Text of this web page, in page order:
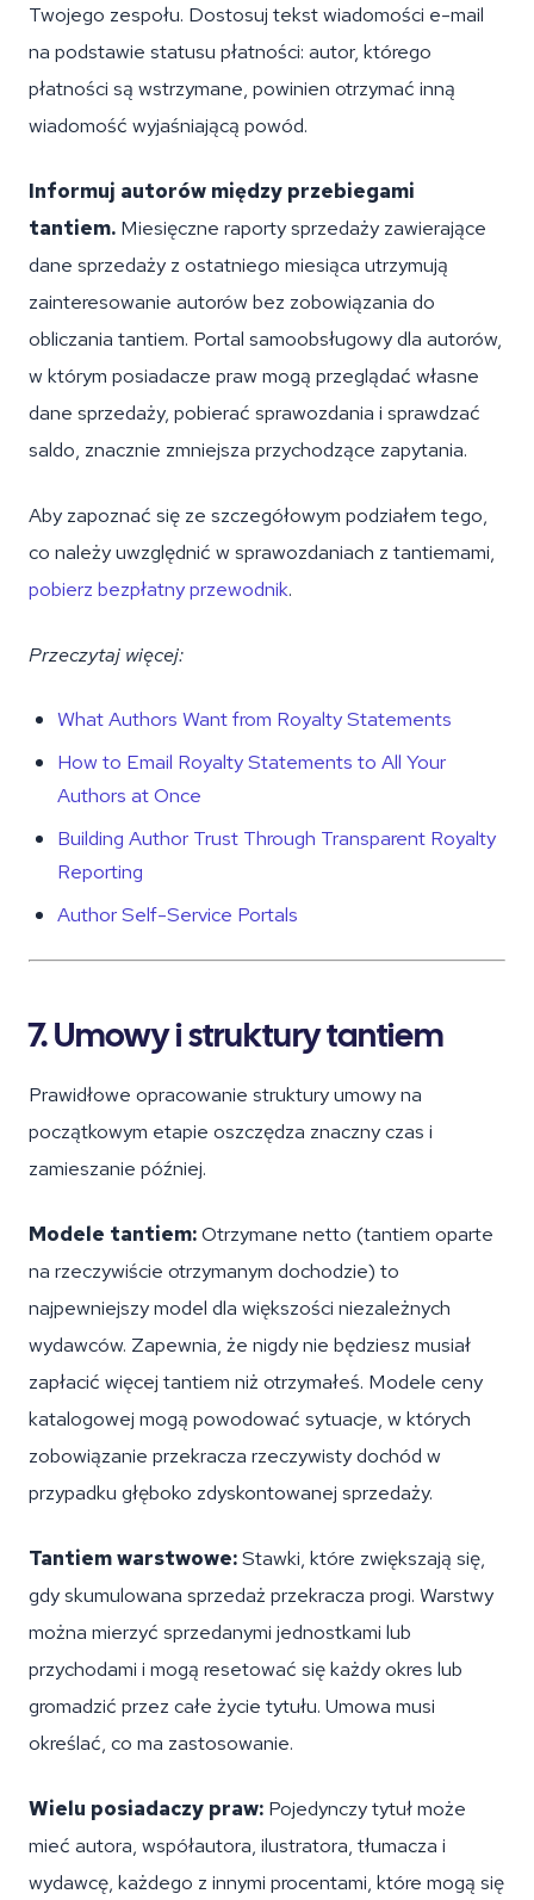
Twojego zespołu. Dostosuj tekst wiadomości e-mail
na podstawie statusu płatności: autor, którego
płatności są wstrzymane, powinien otrzymać inną
wiadomość wyjaśniającą powód.
Informuj autorów między przebiegami
tantiem. Miesięczne raporty sprzedaży zawierające
dane sprzedaży z ostatniego miesiąca utrzymują
zainteresowanie autorów bez zobowiązania do
obliczania tantiem. Portal samoobsługowy dla autorów,
w którym posiadacze praw mogą przeglądać własne
dane sprzedaży, pobierać sprawozdania i sprawdzać
saldo, znacznie zmniejsza przychodzące zapytania.
Aby zapoznać się ze szczegółowym podziałem tego,
co należy uwzględnić w sprawozdaniach z tantiemami,
pobierz bezpłatny przewodnik.
Przeczytaj więcej:
What Authors Want from Royalty Statements
How to Email Royalty Statements to All Your
Authors at Once
Building Author Trust Through Transparent Royalty
Reporting
Author Self-Service Portals
7. Umowy i struktury tantiem
Prawidłowe opracowanie struktury umowy na
początkowym etapie oszczędza znaczny czas i
zamieszanie później.
Modele tantiem:Otrzymane netto (tantiem oparte
na rzeczywiście otrzymanym dochodzie) to
najpewniejszy model dla większości niezależnych
wydawców. Zapewnia, że nigdy nie będziesz musiał
zapłacić więcej tantiem niż otrzymałeś. Modele ceny
katalogowej mogą powodować sytuacje, w których
zobowiązanie przekracza rzeczywisty dochód w
przypadku głęboko zdyskontowanej sprzedaży.
Tantiem warstwowe:Stawki, które zwiększają się,
gdy skumulowana sprzedaż przekracza progi. Warstwy
można mierzyć sprzedanymi jednostkami lub
przychodami i mogą resetować się każdy okres lub
gromadzić przez całe życie tytułu. Umowa musi
określać, co ma zastosowanie.
Wielu posiadaczy praw: Pojedynczy tytuł może
mieć autora, współautora, ilustratora, tłumacza i
wydawcę, każdego z innymi procentami, które mogą się